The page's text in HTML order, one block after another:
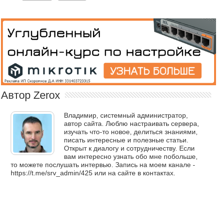
Автор Zerox
Владимир, системный администратор,
автор сайта. Люблю настраивать сервера,
изучать что-то новое, делиться знаниями,
писать интересные и полезные статьи.
Открыт к диалогу и сотрудничеству. Если
вам интересно узнать обо мне побольше,
то можете послушать интервью. Запись на моем канале -
https://t.me/srv_admin/425 или на сайте в контактах.